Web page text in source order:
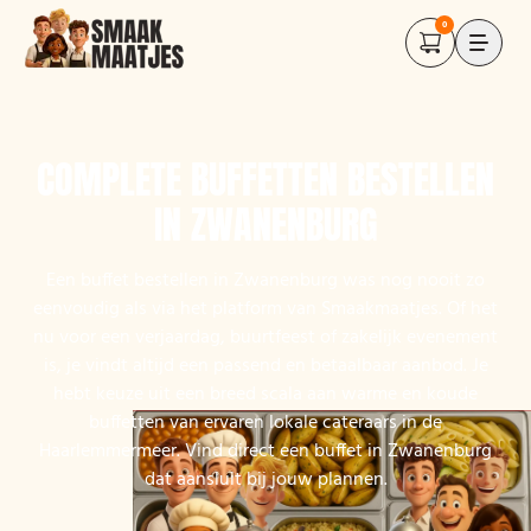
0
buffetten van ervaren lokale cateraars in de
Haarlemmermeer. Vind direct een buffet in Zwanenburg
dat aansluit bij jouw plannen.